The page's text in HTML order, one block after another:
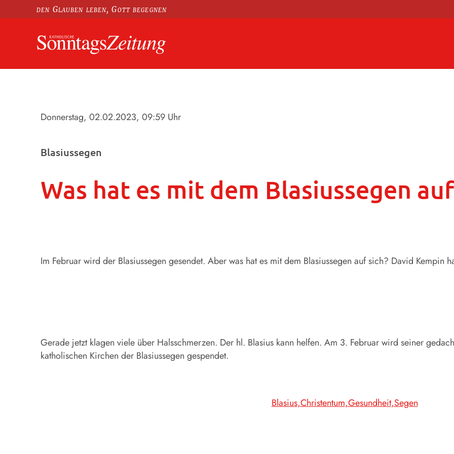
den Glauben leben, Gott begegnen
Donnerstag, 02.02.2023, 09:59 Uhr
Blasiussegen
Was hat es mit dem Blasiussegen
Im Februar wird der Blasiussegen gesendet. Aber was hat es mit dem Blasiussegen auf sich? David Kempin
Gerade jetzt klagen viele über Halsschmerzen. Der hl. Blasius kann helfen. Am 3. Februar wird seiner
katholischen Kirchen der Blasiussegen gespendet.
Blasius Christentum Gesundheit Segen